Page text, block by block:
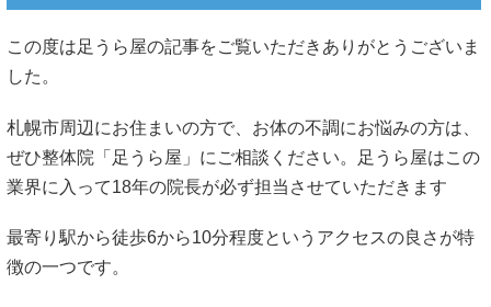
この度は足うら屋の記事をご覧いただきありがとうございま
した。
札幌市周辺にお住まいの方で、お体の不調にお悩みの方は、
ぜひ整体院「足うら屋」にご相談ください。足うら屋はこの
業界に入って18年の院長が必ず担当させていただきます
最寄り駅から徒歩6から10分程度というアクセスの良さが特
徴の一つです。